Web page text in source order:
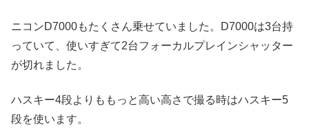
ニコンD7000もたくさん乗せていました。D7000は3台持
っていて、使いすぎて2台フォーカルプレインシャッター
が切れました。
ハスキー4段よりももっと高い高さで撮る時はハスキー5
段を使います。